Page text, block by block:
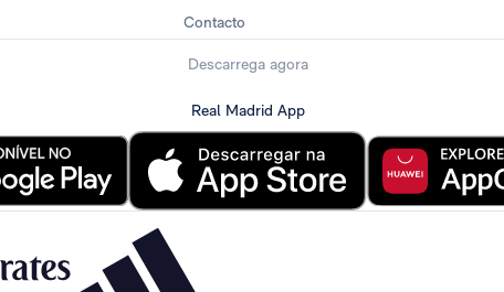
Contacto
Descarrega agora
Real Madrid App